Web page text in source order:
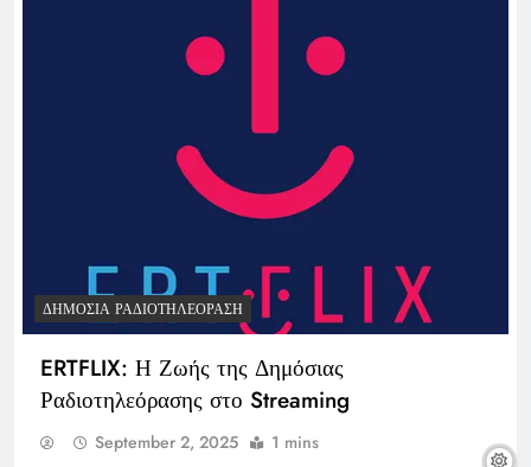
ΔΗΜΌΣΙΑ ΡΑΔΙΟΤΗΛΕΌΡΑΣΗ
ERTFLIX: Η Ζωής της Δημόσιας
Ραδιοτηλεόρασης στο Streaming
September 2, 2025 1 mins